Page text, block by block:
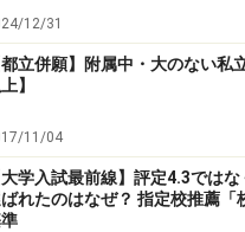
の読み書きと、算数の各
中学校になると漢字以外
が多く出てくるので、小
かなか持てなくなります
、塾のテキストが大人向
習う漢字が読めないと、
また、算数から数学にな
12/31
都立併願】附属中・大のない私
】
11/04
大学入試最前線】評定4.3では
れたのはなぜ？ 指定校推薦「